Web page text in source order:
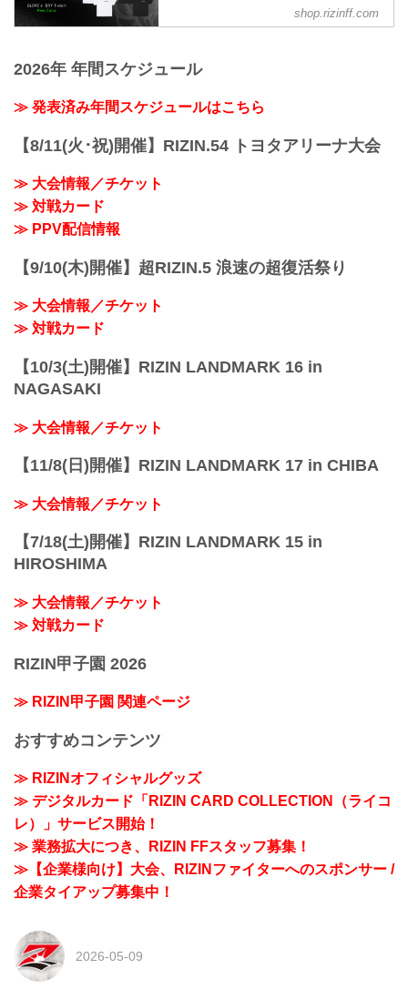
日本の総合格闘技団体「RIZIN（ライジ
う。
shop.rizinff.com
2026年 年間スケジュール
≫ 発表済み年間スケジュールはこちら
【8/11(火･祝)開催】RIZIN.54 トヨタアリーナ大会
≫ 大会情報／チケット
≫ 対戦カード
≫ PPV配信情報
【9/10(木)開催】超RIZIN.5 浪速の超復活祭り
≫ 大会情報／チケット
≫ 対戦カード
【10/3(土)開催】RIZIN LANDMARK 16 in
NAGASAKI
≫ 大会情報／チケット
【11/8(日)開催】RIZIN LANDMARK 17 in CHIBA
≫ 大会情報／チケット
【7/18(土)開催】RIZIN LANDMARK 15 in
HIROSHIMA
≫ 大会情報／チケット
≫ 対戦カード
RIZIN甲子園 2026
≫ RIZIN甲子園 関連ページ
おすすめコンテンツ
≫ RIZINオフィシャルグッズ
≫ デジタルカード「RIZIN CARD COLLECTION（ライコ
レ）」サービス開始！
≫ 業務拡大につき、RIZIN FFスタッフ募集！
≫【企業様向け】大会、RIZINファイターへのスポンサー /
企業タイアップ募集中！
2026-05-09